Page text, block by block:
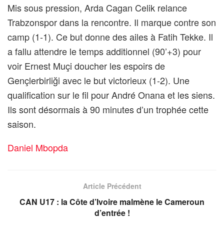
Mis sous pression, Arda Cagan Celik relance
Trabzonspor dans la rencontre. Il marque contre son
camp (1-1). Ce but donne des ailes à Fatih Tekke. Il
a fallu attendre le temps additionnel (90’+3) pour
voir Ernest Muçi doucher les espoirs de
Gençlerbirliği avec le but victorieux (1-2). Une
qualification sur le fil pour André Onana et les siens.
Ils sont désormais à 90 minutes d’un trophée cette
saison.
Daniel Mbopda
Article Précédent
CAN U17 : la Côte d’Ivoire malmène le Cameroun
d’entrée !